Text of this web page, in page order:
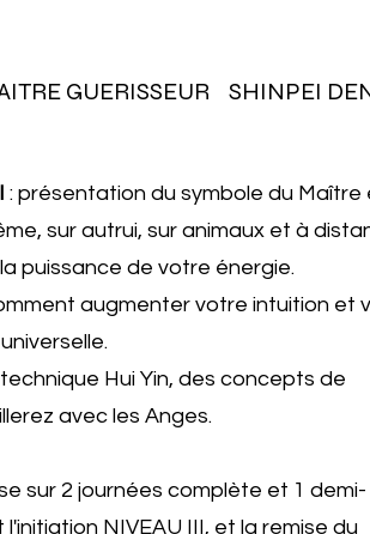
GUERISSEUR SHINPEI
: présentation du symbole du Maître
sur autrui, sur animaux et à
puissance de votre énergie.
augmenter votre intuition et
Hui Yin, des concepts de
avec les Anges.
sur 2 journées complète et 1 demi-
NIVEAU III, et la remise du